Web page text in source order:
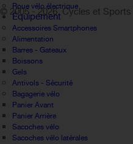
Roue vélo électrique
Équipement
Accessoires Smartphones
Alimentation
Barres - Gateaux
Boissons
Gels
Antivols - Sécurité
Bagagerie vélo
Panier Avant
Panier Arrière
Sacoches vélo
Sacoches vélo latérales
© 2005 -2026 Cycles et Sports |